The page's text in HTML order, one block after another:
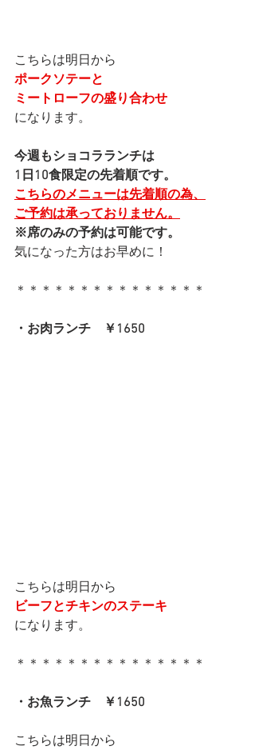
こちらは明日から
ポークソテーと
ミートローフの盛り合わせ
になります。
今週もショコラランチは
1日10食限定の先着順です。
こちらのメニューは先着順の為、
ご予約は承っておりません。
※席のみの予約は可能です。
気になった方はお早めに！
＊＊＊＊＊＊＊＊＊＊＊＊＊＊＊
・お肉ランチ　￥1650
こちらは明日から
ビーフとチキンのステーキ
になります。
＊＊＊＊＊＊＊＊＊＊＊＊＊＊＊
・お魚ランチ　￥1650
こちらは明日から